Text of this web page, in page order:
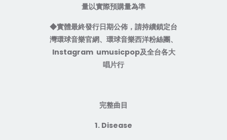
量以實際預購量為準
◆實體最終發行日期公佈，請持續鎖定台
灣環球音樂官網、環球音樂西洋粉絲團、
Instagram umusicpop及全台各大
唱片行
完整曲目
1. Disease